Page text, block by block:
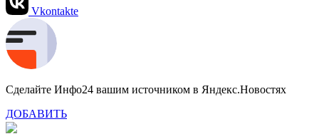
Vkontakte
Сделайте Инфо24 вашим источником в Яндекс.Новостях
ДОБАВИТЬ